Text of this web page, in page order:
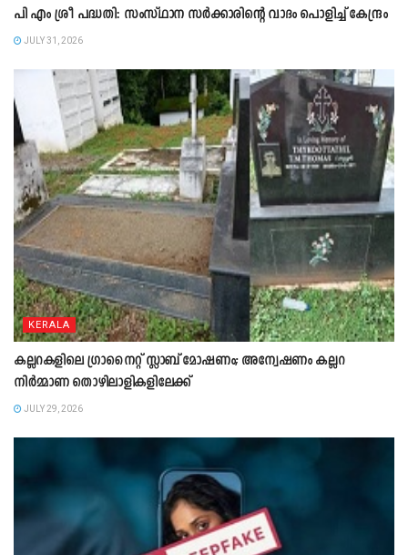
പി എം ശ്രീ പദ്ധതി: സംസ്ഥാന സർക്കാരിന്റെ വാദം പൊളിച്ച് കേന്ദ്രം
JULY 31, 2026
KERALA
കല്ലറകളിലെ ഗ്രാനൈറ്റ് സ്ലാബ് മോഷണം; അന്വേഷണം കല്ലറ
നിർമ്മാണ തൊഴിലാളികളിലേക്ക്
JULY 29, 2026